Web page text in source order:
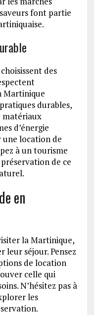
font partie
des
Martinique
durables,
matériaux
d’énergie
location de
à un tourisme
de ce
en
la Martinique,
leur séjour. Pensez
de location
celle qui
N’hésitez pas à
les